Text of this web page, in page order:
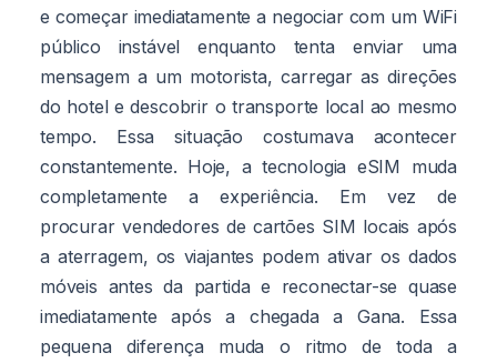
e começar imediatamente a negociar com um WiFi
público instável enquanto tenta enviar uma
mensagem a um motorista, carregar as direções
do hotel e descobrir o transporte local ao mesmo
tempo. Essa situação costumava acontecer
constantemente. Hoje, a tecnologia eSIM muda
completamente a experiência. Em vez de
procurar vendedores de cartões SIM locais após
a aterragem, os viajantes podem ativar os dados
móveis antes da partida e reconectar-se quase
imediatamente após a chegada a Gana. Essa
pequena diferença muda o ritmo de toda a